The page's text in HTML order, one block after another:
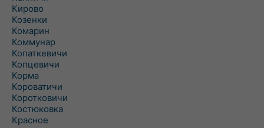
Кирово
Козенки
Комарин
Коммунар
Копаткевичи
Копцевичи
Корма
Короватичи
Коротковичи
Костюковка
Красное